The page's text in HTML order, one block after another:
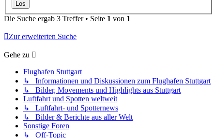
Die Suche ergab 3 Treffer • Seite 1 von 1
Zur erweiterten Suche
Gehe zu
Flughafen Stuttgart
↳ Informationen und Diskussionen zum Flughafen Stuttgart
↳ Bilder, Movements und Highlights aus Stuttgart
Luftfahrt und Spotten weltweit
↳ Luftfahrt- und Spotternews
↳ Bilder & Berichte aus aller Welt
Sonstige Foren
↳ Off-Topic